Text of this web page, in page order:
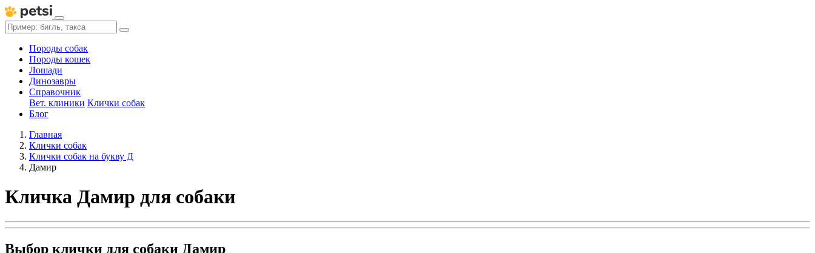
Породы собак
Породы кошек
Лошади
Динозавры
Справочник
Вет. клиники Клички собак
Блог
Главная
Клички собак
Клички собак на букву Д
Дамир
Кличка Дамир для собаки
Выбор клички для собаки Дамир